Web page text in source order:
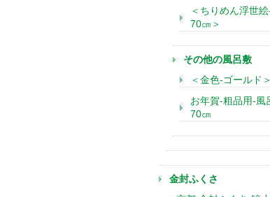
＜ちりめん浮世
70㎝＞
その他の風呂敷
＜金色-ゴールド
お年賀-粗品用-風
70㎝
金封ふくさ